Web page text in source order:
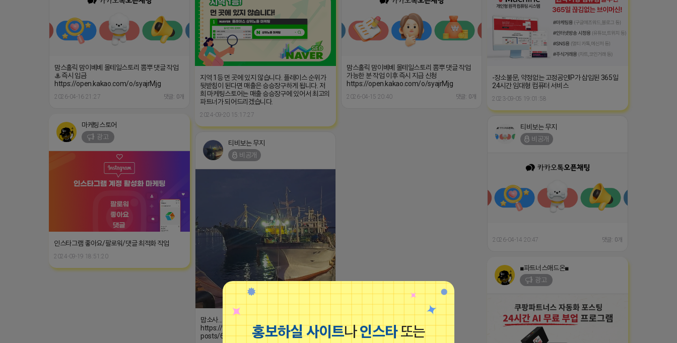
홍보하실 사이트나인스타또는
맘스홀릭 맘이베베 몰테일스토리 뽐뿌 댓글 작업
♨️ 즉시 입금
https://open.kakao.com/o/syajrMjg
2026-04-16 21:27 댓글: 0개
지역 1등 먼 곳에 있지 않습니다. 플레이스 순위가
뒷받침이 된다면 매출은 승승장구하게 됩니다. 저
희 마케팅스토어는 매출 승승장구에 있어서 최고의
파트너가 되어드리겠습니다.
2024-09-20 15:17:27
맘스홀릭 맘이베베 몰테일스토리 뽐뿌 댓글 작업
가능한 분 작업 이후 즉시 지급 신청
https://open.kakao.com/o/syajrMjg
2026-04-15 20:40 댓글: 0개
-장소불문, 약정없는 고정공인IP가 삽입된 365일
24시간 임대형 컴퓨터 서비스
2023-09-05 19:01:58
마케팅스토어
광고
인스타그램 좋아요/팔로워/댓글 최적화 작업
2024-09-19 18:51:20
티비보는 무지
비공개
2026-04-14 20:47 댓글: 0개
티비보는 무지
비공개
맙소사.... 정말 어렵습니다 ㅠㅠ
https://www.daangn.com/kr/business-
posts/697171d32ce17475e2d0da41
■파트너스애드온■
광고